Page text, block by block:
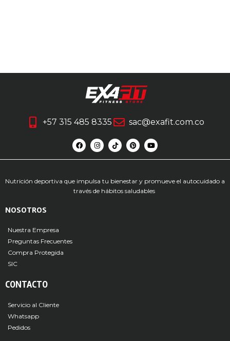
+57 315 485 8335 sac@exafit.com.co
Nutrición deportiva que impulsa tu bienestar y promueve el autocuidado a
través de hábitos saludables
NOSOTROS
Nuestra Empresa
Preguntas Frecuentes
Compra Protegida
SIC
CONTACTO
Servicio al Cliente
Whatsapp
Pedidos